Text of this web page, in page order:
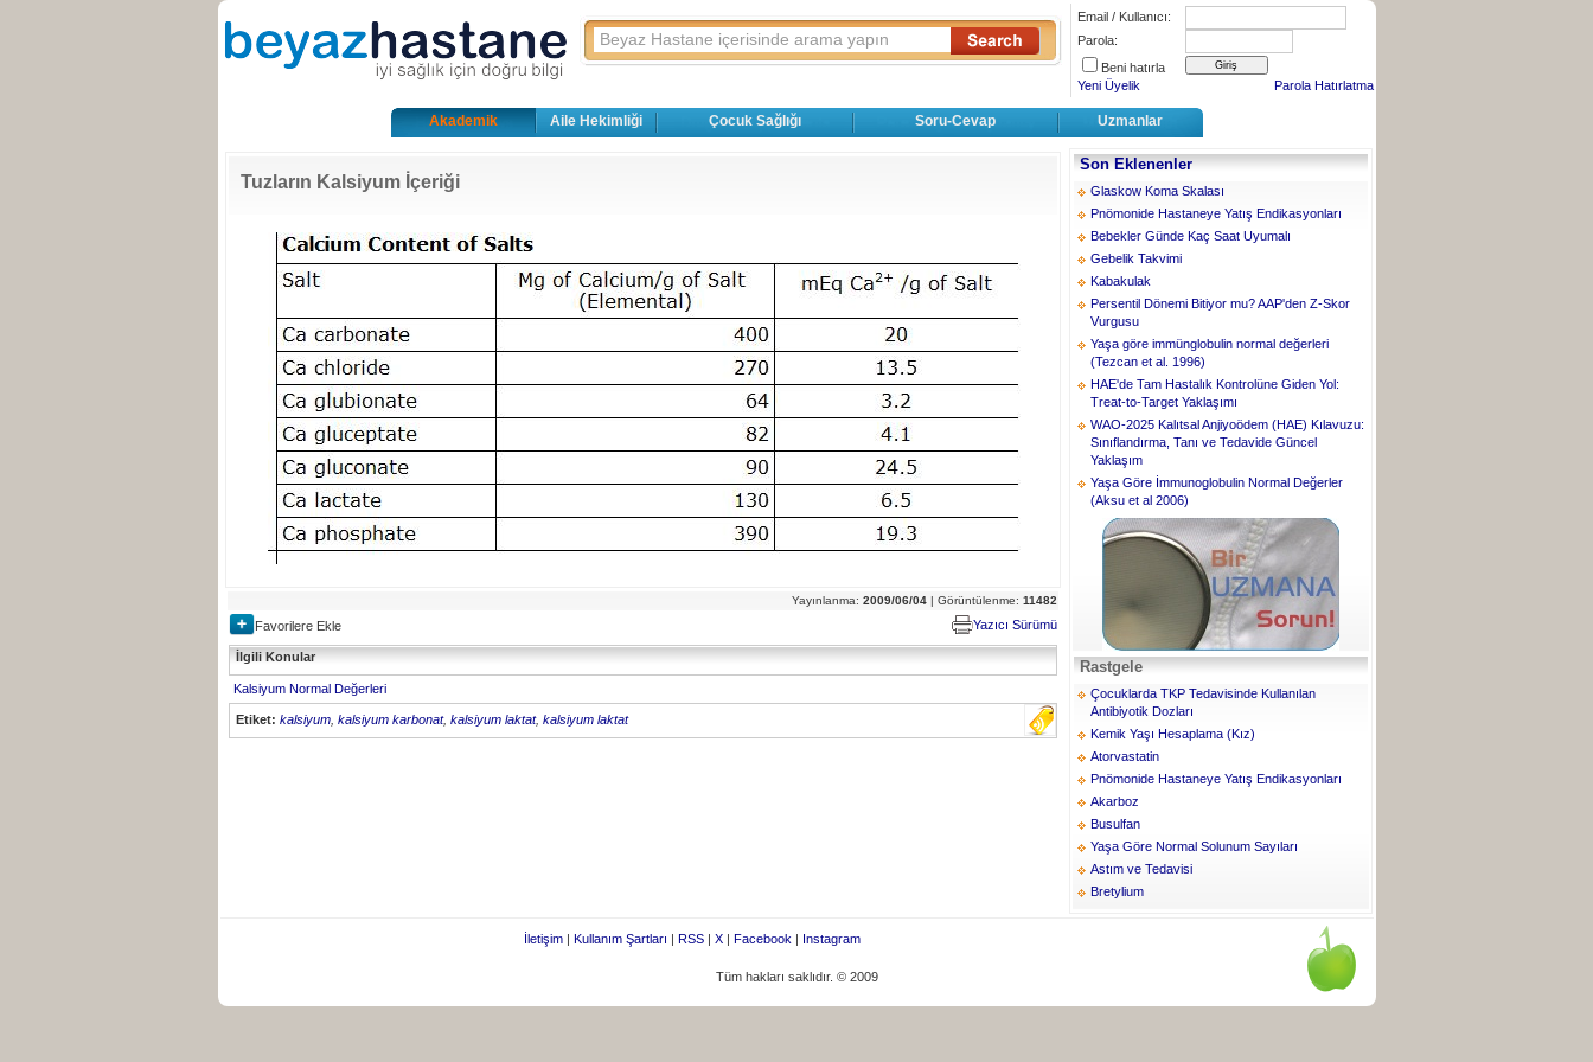
Email / Kullanıcı:
Parola:
Beni hatırla
Yeni Üyelik
Parola Hatırlatma
Akademik Aile Hekimliği Çocuk Sağlığı Soru-Cevap Uzmanlar
Tuzların Kalsiyum İçeriği
Yayınlanma: 2009/06/04 | Görüntülenme: 11482
Favorilere Ekle Yazıcı Sürümü
İlgili Konular
Kalsiyum Normal Değerleri
Etiket: kalsiyum, kalsiyum karbonat, kalsiyum laktat, kalsiyum laktat
Son Eklenenler
Glaskow Koma Skalası
Pnömonide Hastaneye Yatış Endikasyonları
Bebekler Günde Kaç Saat Uyumalı
Gebelik Takvimi
Kabakulak
Persentil Dönemi Bitiyor mu? AAP'den Z-Skor
Vurgusu
Yaşa göre immünglobulin normal değerleri
(Tezcan et al. 1996)
HAE'de Tam Hastalık Kontrolüne Giden Yol:
Treat-to-Target Yaklaşımı
WAO-2025 Kalıtsal Anjiyoödem (HAE) Kılavuzu:
Sınıflandırma, Tanı ve Tedavide Güncel
Yaklaşım
Yaşa Göre İmmunoglobulin Normal Değerler
(Aksu et al 2006)
Rastgele
Çocuklarda TKP Tedavisinde Kullanılan
Antibiyotik Dozları
Kemik Yaşı Hesaplama (Kız)
Atorvastatin
Pnömonide Hastaneye Yatış Endikasyonları
Akarboz
Busulfan
Yaşa Göre Normal Solunum Sayıları
Astım ve Tedavisi
Bretylium
İletişim | Kullanım Şartları | RSS | X | Facebook | Instagram
Tüm hakları saklıdır. © 2009